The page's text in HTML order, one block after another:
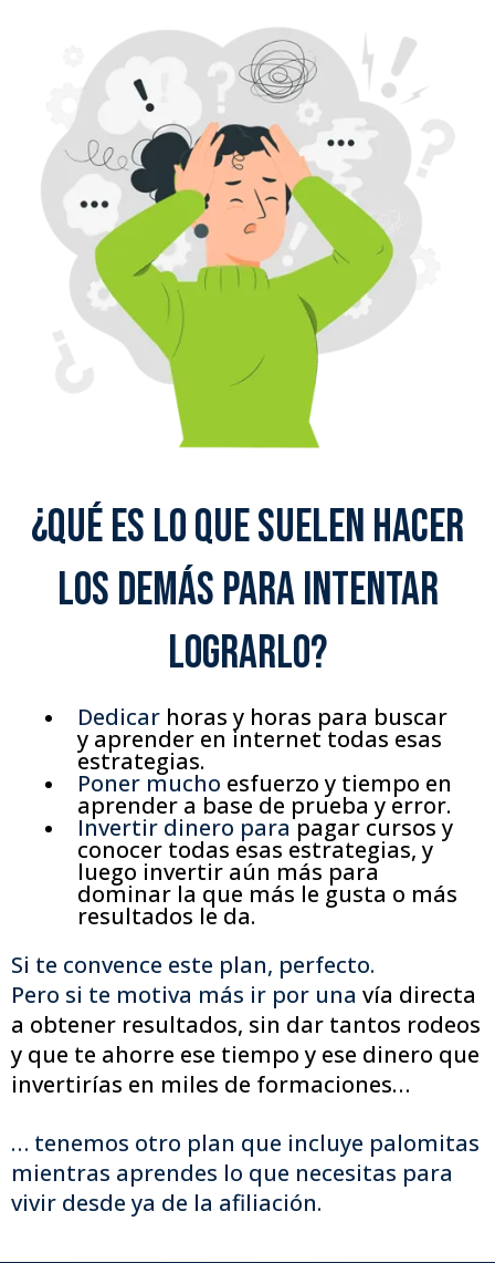
¿Qué es lo que suelen hacer
los demás para intentar
lograrlo?
Dedicar horas y horas para buscar
y aprender en internet todas esas
estrategias.
Poner mucho esfuerzo y tiempo en
aprender a base de prueba y error.
Invertir dinero parapagar cursos y
conocer todas esas estrategias, y
luego invertir aún más para
dominar la que más le gusta o más
resultados le da.
Si te convence este plan, perfecto.
Pero si te motiva más ir por una vía directa
a obtener resultados, sin dar tantos rodeos
y que te ahorre ese tiempo y ese dinero que
invertirías en miles de formaciones…
… tenemos otro plan que incluye palomitas
mientras aprendes lo que necesitas para
vivir desde ya de la afiliación.